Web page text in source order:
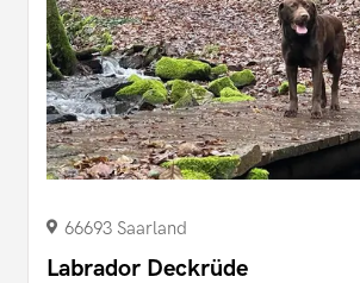
66693 Saarland
Labrador Deckrüde